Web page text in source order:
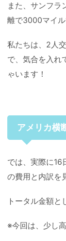
また、サンフラ
離で3000マイル
私たちは、2人
で、気合を入れ
ゃいます！
アメリカ横
では、実際に16
の費用と内訳を
トータル金額と
※今回は、少し